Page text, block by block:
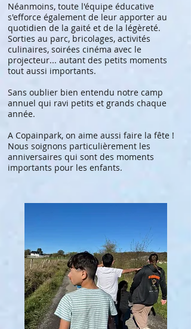
Néanmoins, toute l'équipe éducative
s'efforce également de leur apporter au
quotidien de la gaité et de la légèreté.
Sorties au parc, bricolages, activités
culinaires, soirées cinéma avec le
projecteur... autant des petits moments
tout aussi importants.
Sans oublier bien entendu notre camp
annuel qui ravi petits et grands chaque
année.
A Copainpark, on aime aussi faire la fête !
Nous soignons particulièrement les
anniversaires qui sont des moments
importants pour les enfants.